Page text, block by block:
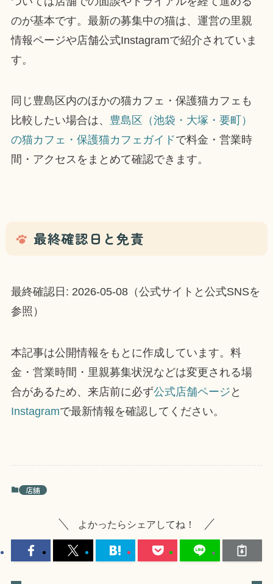
のが基本です。最新の募集中の猫は、運営の里親
情報ページや店舗公式Instagramで紹介されていま
す。
同じ豊島区内のほかの猫カフェ・保護猫カフェも
比較したい場合は、 豊島区（池袋・大塚・要町）
の猫カフェ・保護猫カフェガイドで料金・営業時
間・アクセスをまとめて確認できます。
最終確認日と免責
最終確認日: 2026-05-08（公式サイトと公式SNSを
参照）
本記事は公開情報をもとに作成しています。料
金・営業時間・里親募集状況などは変更される場
合があるため、来店前に必ず公式店舗ページ と
Instagramで最新情報を確認してください。
店舗
よかったらシェアしてね！